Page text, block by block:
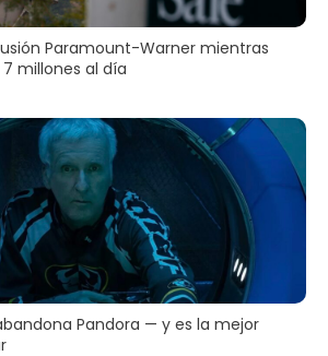
Paramount-Warner mientras
millones al día
Pandora — y es la mejor